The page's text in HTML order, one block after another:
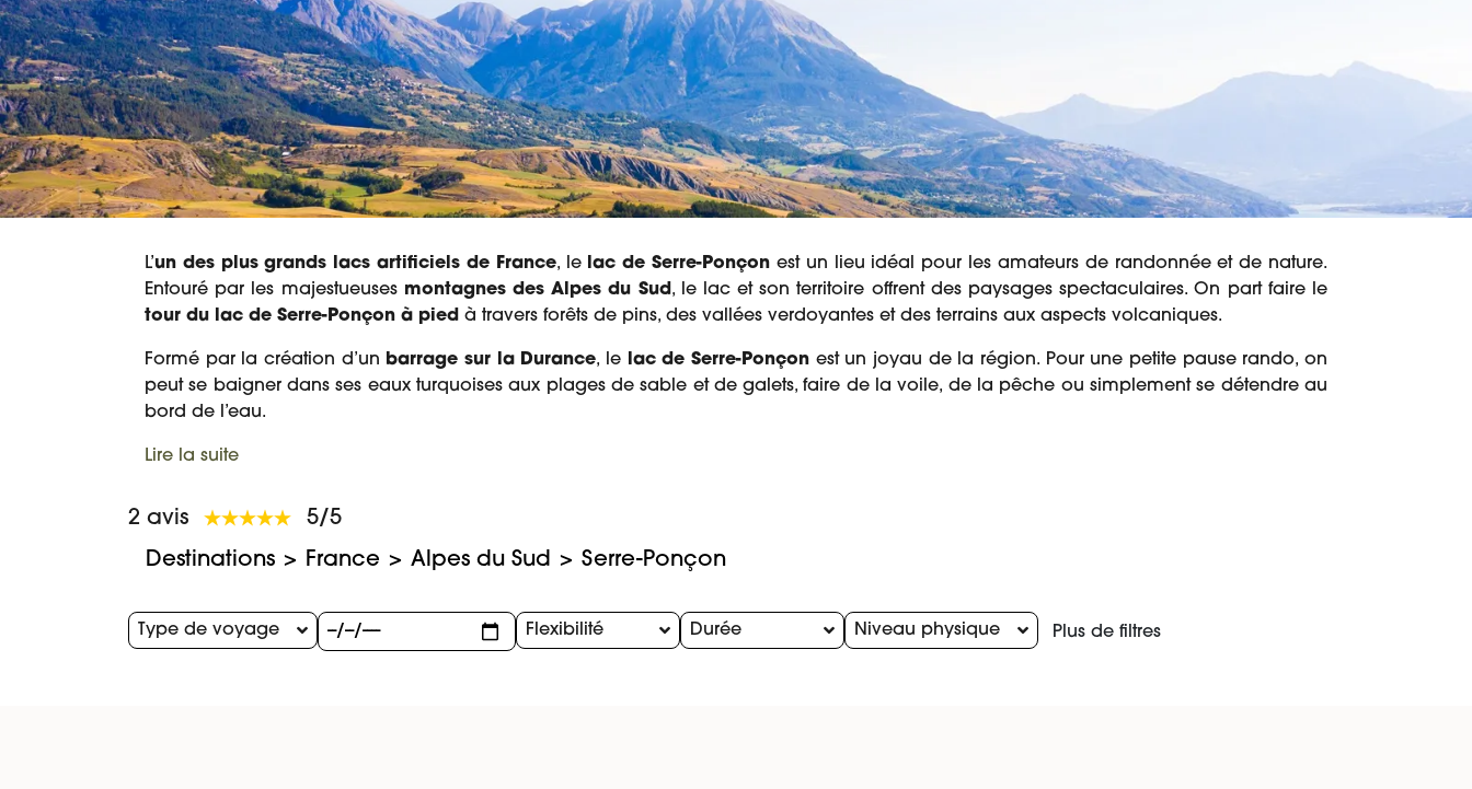
L’un des plus grands lacs artificiels de France, lelac de Serre-Ponçon est un lieu idéal pour les amateurs de randonnée et de nature.
Entouré par les majestueuses montagnes des Alpes du Sud, le lac et son territoire offrent des paysages spectaculaires. On part faire le
tour du lac de Serre-Ponçon à pied à travers forêts de pins, des vallées verdoyantes et des terrains aux aspects volcaniques.
Formé par la création d’un barrage sur la Durance, le lac de Serre-Ponçon est un joyau de la région. Pour une petite pause rando, on
peut se baigner dans ses eaux turquoises aux plages de sable et de galets, faire de la voile, de la pêche ou simplement se détendre au
bord de l’eau.
Lire la suite
2 avis
5/5
Destinations
France Alpes du Sud Serre-Ponçon
Type de voyage Flexibilité Durée Niveau physique Plus de filtres